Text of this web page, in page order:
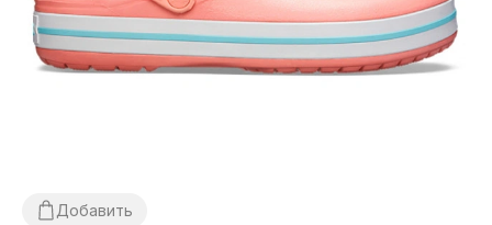
Добавить